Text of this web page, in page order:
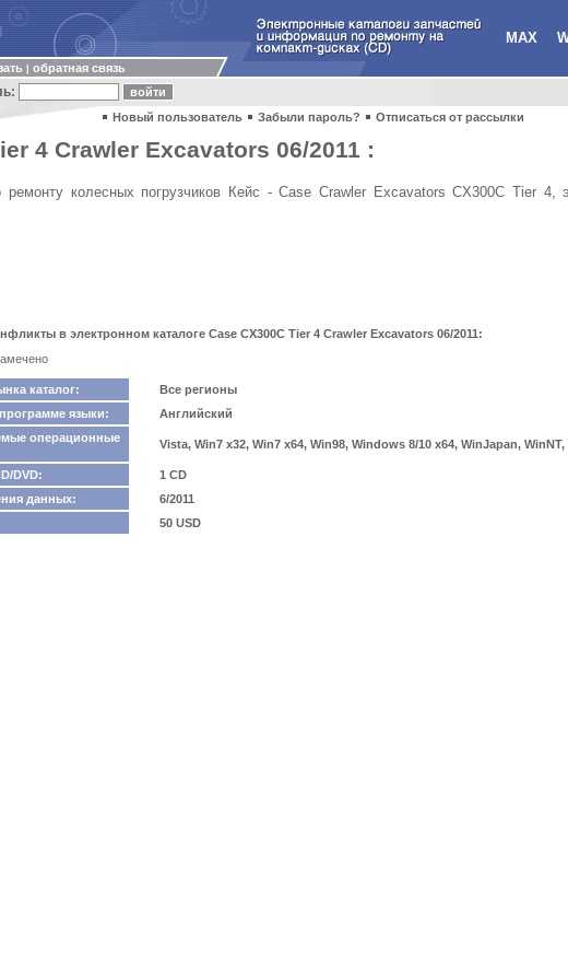
MAX
обратная связь
Новый пользователь Забыли пароль? Отписаться от рассылки
4 Crawler Excavators 06/2011 :
ремонту колесных погрузчиков Кейс - Case Crawler Excavators CX300C Tier 4,
в электронном каталоге Case CX300C Tier 4 Crawler Excavators 06/2011:
каталог:
Все регионы
языки:
Английский
операционные
Vista, Win7 x32, Win7 x64, Win98, Windows 8/10 x64, WinJapan, WinNT,
DVD:
1 CD
данных:
6/2011
50 USD